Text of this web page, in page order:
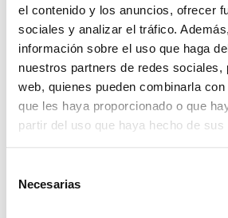
el contenido y los anuncios, ofrecer
sociales y analizar el tráfico.
información sobre el uso que haga
nuestros partners de redes sociales,
web, quienes pueden combinarla
que les haya proporcionado o que
partir del uso que haya hecho de
Necesarias
Comparte tu experiencia, propón
otros jóvenes para debatir y
Invita a tus compañeras y
Con este nuevo proceso, Gurea